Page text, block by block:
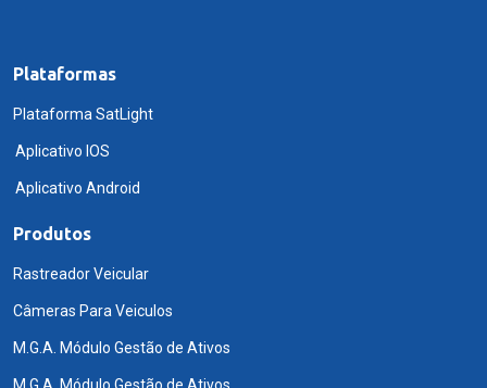
Plataformas
Plataforma SatLight
Aplicativo IOS
Aplicativo Android
Produtos
Rastreador Veicular
Câmeras Para Veiculos
M.G.A. Módulo Gestão de Ativos